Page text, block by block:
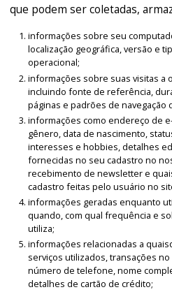
que podem ser coletadas,
informações sobre seu
localização geográfica, versão e
operacional;
informações sobre suas visitas a
incluindo fonte de referência,
páginas e padrões de navegação
informações como endereço de
gênero, data de nascimento,
interesses e hobbies, detalhes
fornecidas no seu cadastro no
recebimento de newsletter e
cadastro feitas pelo usuário no
informações geradas enquanto
quando, com qual frequência e
utiliza;
informações relacionadas a
serviços utilizados, transações
número de telefone, nome
detalhes de cartão de crédito;